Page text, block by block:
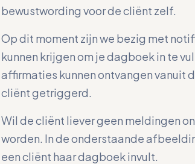
bewustwording voor de cliënt zelf.
Op dit moment zijn we bezig met
kunnen krijgen om je dagboek in te
affirmaties kunnen ontvangen vanuit
cliënt getriggerd.
Wil de cliënt liever geen meldingen
worden. In de onderstaande
een cliënt haar dagboek invult.